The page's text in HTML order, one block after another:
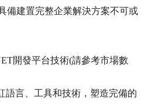
備建置完整企業解決方案不可或
開發平台技術(請參考市場數
語言、工具和技術，塑造完備的